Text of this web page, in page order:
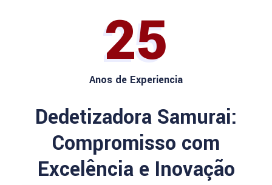
25
Anos de Experiencia
Dedetizadora Samurai:
Compromisso com
Excelência e Inovação